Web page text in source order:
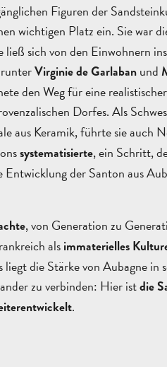
Figuren der
wichtigen Platz ein. Sie war
ließ sich von den Einwohnern
Virginie de Garlaban und
den Weg für eine
Dorfes. Als
aus Keramik, führte sie auch
systematisierte, ein Schritt,
der Santon aus
, von Generation zu
als immaterielles
liegt die Stärke von Aubagne in
zu verbinden: Hier istdie
.